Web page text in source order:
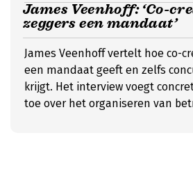
James Veenhoff: ‘Co-
zeggers een mandaat’
James Veenhoff vertelt hoe co-
een mandaat geeft en zelfs
krijgt. Het interview voegt
toe over het organiseren van